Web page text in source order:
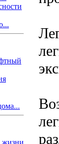
жизни